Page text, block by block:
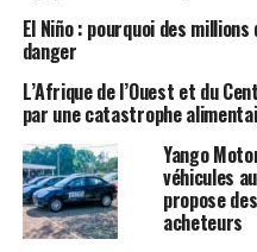
El Niño : pourquoi des
danger
L’Afrique de l’Ouest et du
par une catastrophe
Yango
véhicules
propose
acheteurs